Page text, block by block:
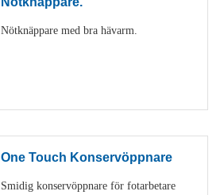
Nötknäppare med bra hävarm.
One Touch Konservöppnare
Smidig konservöppnare för fotarbetare